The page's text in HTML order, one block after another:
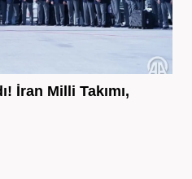
İran Milli Takımı,